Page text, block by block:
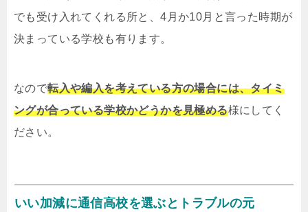
でも受け入れてくれる所と、4月か10月と言った時期が
決まっている学校も有ります。
なので転入や編入を考えている方の場合には、タイミ
ングが合っている学校かどうかを見極める様にしてく
ださい。
いい加減に通信高校を選ぶとトラブルの元